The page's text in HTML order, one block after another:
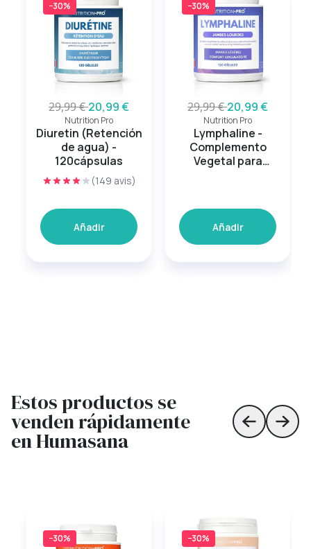
−30%
29,99 €20,99 €
Nutrition Pro
Diuretin (Retención
de agua) -
120cápsulas
(149 avis)
Añadir
−30%
29,99 €20,99 €
Nutrition Pro
Lymphaline -
Complemento
Vegetal para
Añadir
Estos productos se
venden rápidamente
en Humasana Skip toSkip
−30% −30%